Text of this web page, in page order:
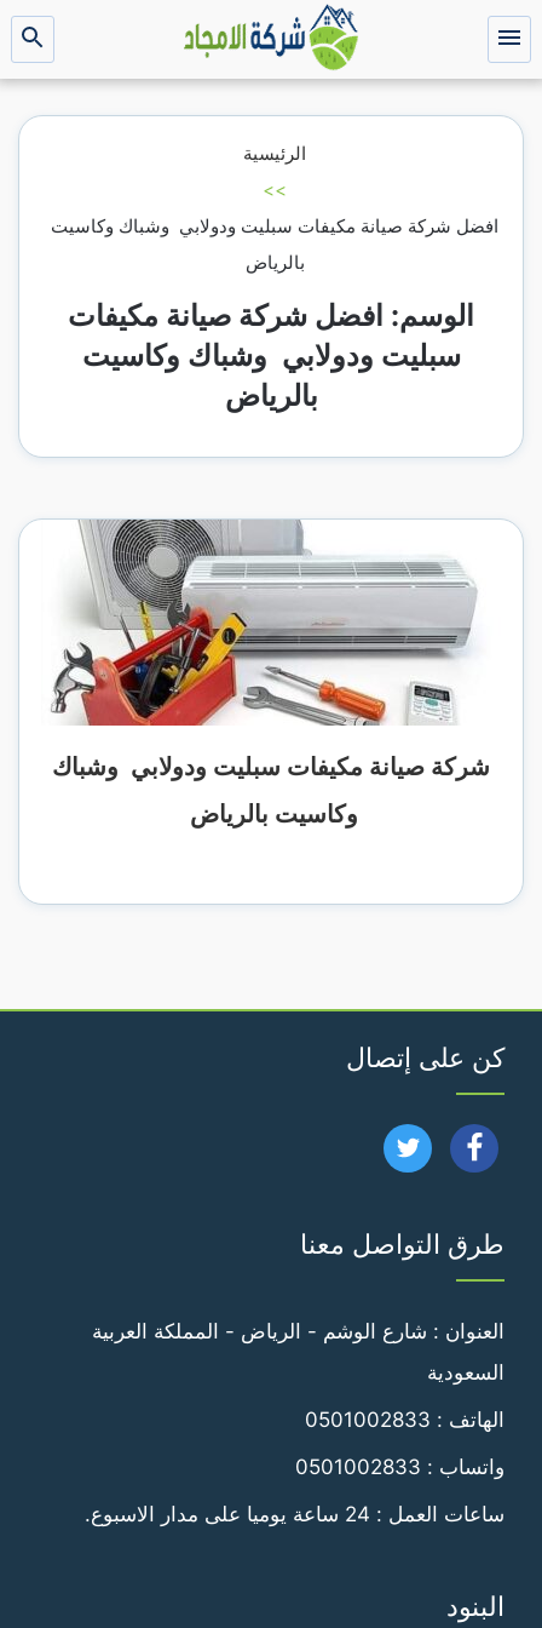
التجاوز
إلى القائمة
بحث
عن
الرئيسية
>>
افضل شركة صيانة مكيفات سبليت ودولابي وشباك وكاسيت
بالرياض
الوسم: افضل شركة صيانة مكيفات
سبليت ودولابي وشباك وكاسيت
بالرياض
شركة صيانة مكيفات سبليت ودولابي وشباك
وكاسيت بالرياض
كن على إتصال
تابعنا
فيسبوك
تابعنا
طرق التواصل معنا
العنوان : شارع الوشم - الرياض - المملكة العربية
السعودية
الهاتف : 0501002833
واتساب : 0501002833
ساعات العمل : 24 ساعة يوميا على مدار الاسبوع.
البنود